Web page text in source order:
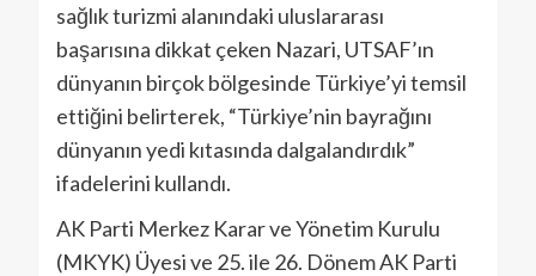
sağlık turizmi alanındaki uluslararası
başarısına dikkat çeken Nazari, UTSAF’ın
dünyanın birçok bölgesinde Türkiye’yi temsil
ettiğini belirterek, “Türkiye’nin bayrağını
dünyanın yedi kıtasında dalgalandırdık”
ifadelerini kullandı.
AK Parti Merkez Karar ve Yönetim Kurulu
(MKYK) Üyesi ve 25. ile 26. Dönem AK Parti